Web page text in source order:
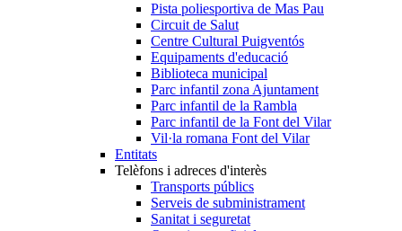
Pista poliesportiva de Mas Pau
Circuit de Salut
Centre Cultural Puigventós
Equipaments d'educació
Biblioteca municipal
Parc infantil zona Ajuntament
Parc infantil de la Rambla
Parc infantil de la Font del Vilar
Vil·la romana Font del Vilar
Entitats
Telèfons i adreces d'interès
Transports públics
Serveis de subministrament
Sanitat i seguretat